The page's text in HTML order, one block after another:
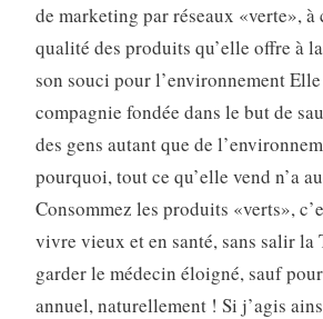
de marketing par réseaux «verte», à
qualité des produits qu’elle offre à
son souci pour l’environnement
compagnie fondée dans le but de
des gens autant que de
pourquoi, tout ce qu’elle vend n’a
Consommez les produits «verts»,
vivre vieux et en santé, sans salir la
garder le médecin éloigné, sauf
annuel, naturellement ! Si j’agis